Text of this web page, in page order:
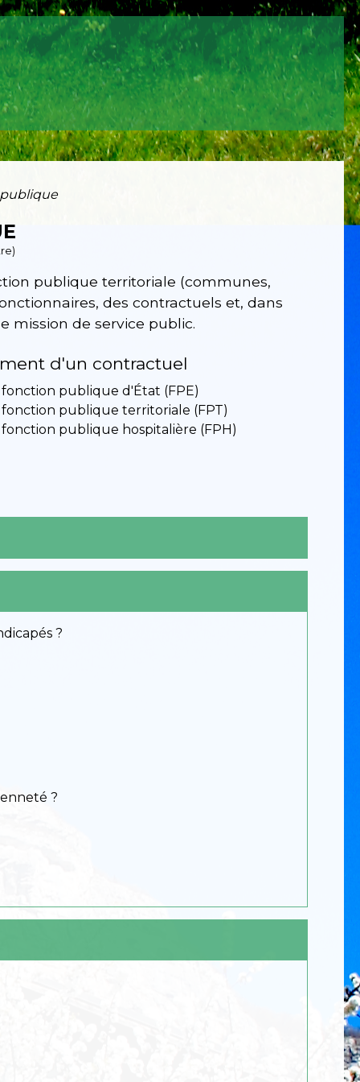
publique territoriale (communes,
des contractuels et, dans
mission de service public.
d'un contractuel
fonction publique d'État (FPE)
fonction publique territoriale (FPT)
fonction publique hospitalière (FPH)
?
?